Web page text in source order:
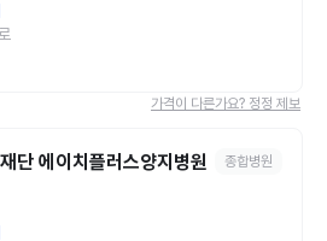
가격이 다른가요? 정정 제보
단 에이치플러스양지병원 종합병원